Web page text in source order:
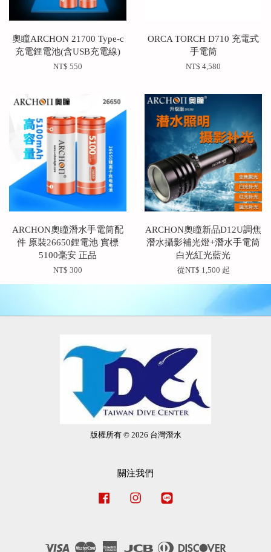
奧瞳ARCHON 21700 Type-c
充電鋰電池(含USB充電線)
NT$ 550
ORCA TORCH D710 充電式
手電筒
NT$ 4,580
ARCHON奧瞳潛水手電筒配
件 原裝26650鋰電池 實標
5100毫安 正品
NT$ 300
ARCHON奧瞳新品D12U調焦
潛水攝影補光燈+潛水手電筒
白光紅光藍光
從NT$ 1,500 起
版權所有 © 2026 台灣潛水
關注我們
Facebook Instagram
Visa Master American JCB Diners